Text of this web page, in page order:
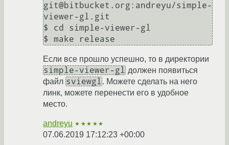
git@bitbucket.org:andreyu/simple-
viewer-gl.git
$ cd simple-viewer-gl
Если все прошло успешно, то в директории
simple-viewer-gl должен появиться
файл sviewgl. Можете сделать на него
линк, можете перенести его в удобное
место.
andreyu ★★★★★
07.06.2019 17:12:23 +00:00